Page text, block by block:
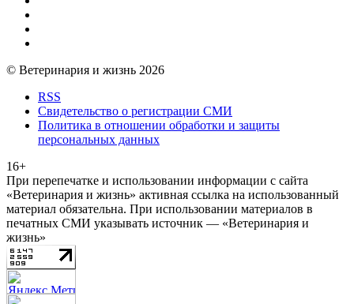
© Ветеринария и жизнь 2026
RSS
Свидетельство о регистрации СМИ
Политика в отношении обработки и защиты
персональных данных
16+
При перепечатке и использовании информации с сайта
«Ветеринария и жизнь» активная ссылка на использованный
материал обязательна. При использовании материалов в
печатных СМИ указывать источник — «Ветеринария и
жизнь»